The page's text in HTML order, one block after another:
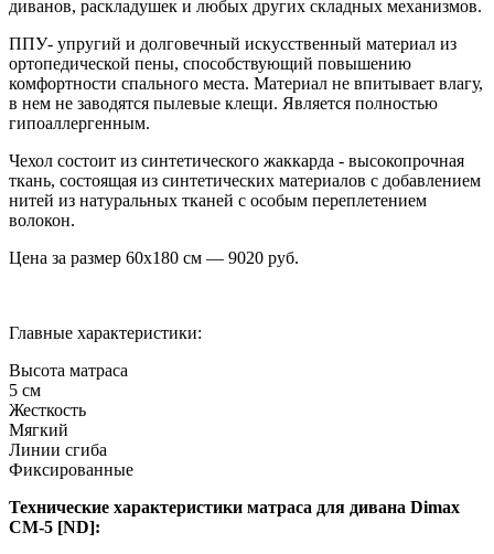
диванов, раскладушек и любых других складных механизмов.
ППУ- упругий и долговечный искусственный материал из
ортопедической пены, способствующий повышению
комфортности спального места. Материал не впитывает влагу,
в нем не заводятся пылевые клещи. Является полностью
гипоаллергенным.
Чехол состоит из синтетического жаккарда - высокопрочная
ткань, состоящая из синтетических материалов с добавлением
нитей из натуральных тканей с особым переплетением
волокон.
Цена за размер 60х180 см — 9020 руб.
Главные характеристики:
Высота матраса
5 см
Жесткость
Мягкий
Линии сгиба
Фиксированные
Технические характеристики матраса для дивана Dimax
СМ-5 [ND]: